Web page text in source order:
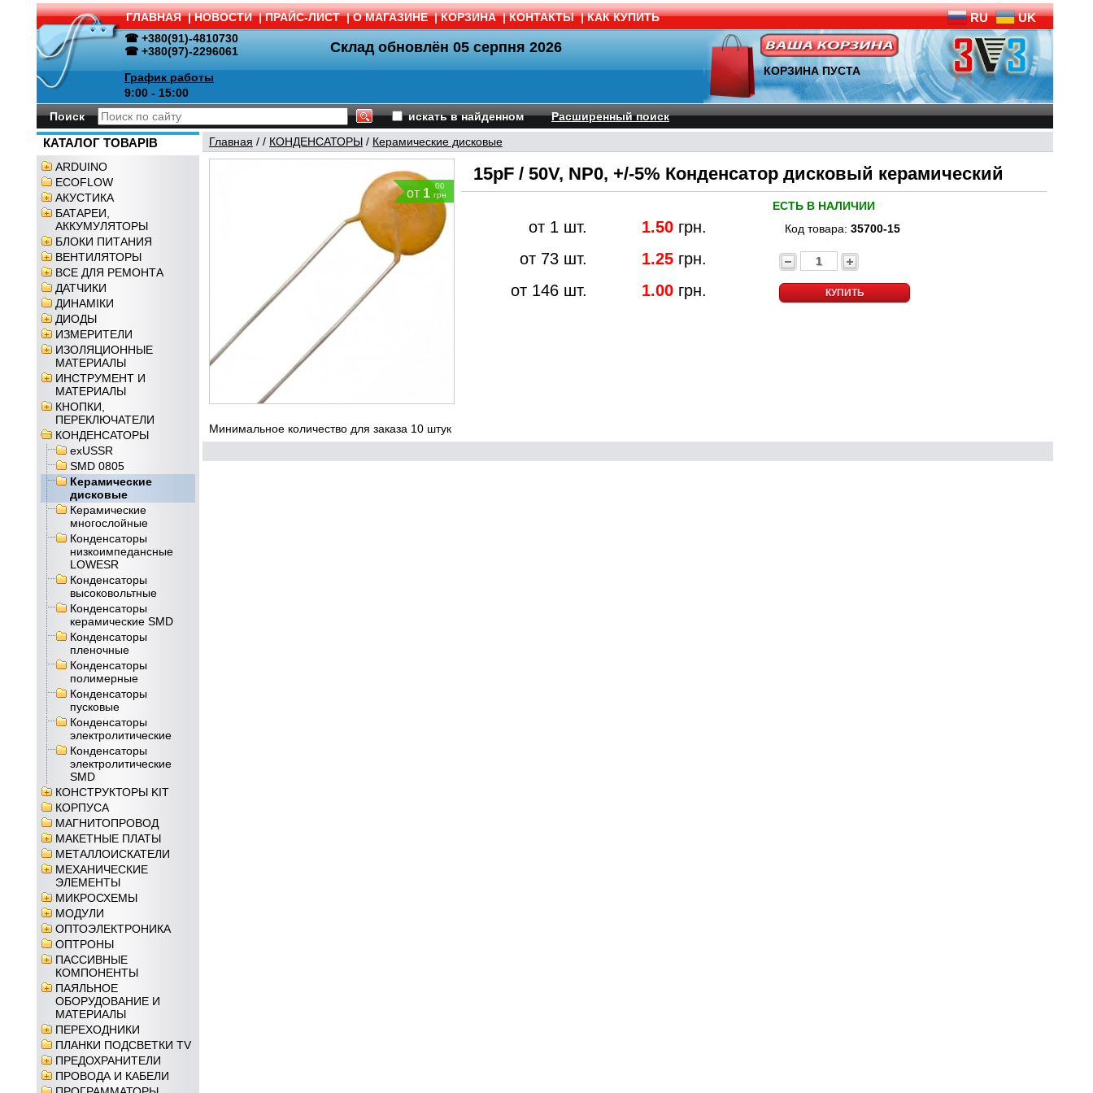
ГЛАВНАЯ | НОВОСТИ | ПРАЙС-ЛИСТ | О МАГАЗИНЕ | КОРЗИНА | КОНТАКТЫ | КАК КУПИТЬ RU UK
☎ +380(91)-4810730
☎ +380(97)-2296061
График работы
9:00 - 15:00
Склад обновлён 05 серпня 2026
КОРЗИНА ПУСТА
Поиск искать в найденном Расширенный поиск
КАТАЛОГ ТОВАРІВ
ARDUINO
ECOFLOW
АКУСТИКА
БАТАРЕИ,
АККУМУЛЯТОРЫ
БЛОКИ ПИТАНИЯ
ВЕНТИЛЯТОРЫ
ВСЕ ДЛЯ РЕМОНТА
ДАТЧИКИ
ДИНАМІКИ
ДИОДЫ
ИЗМЕРИТЕЛИ
ИЗОЛЯЦИОННЫЕ
МАТЕРИАЛЫ
ИНСТРУМЕНТ И
МАТЕРИАЛЫ
КНОПКИ,
ПЕРЕКЛЮЧАТЕЛИ
КОНДЕНСАТОРЫ
exUSSR
SMD 0805
Керамические
дисковые
Керамические
многослойные
Конденсаторы
низкоимпедансные
LOWESR
Конденсаторы
высоковольтные
Конденсаторы
керамические SMD
Конденсаторы
пленочные
Конденсаторы
полимерные
Конденсаторы
пусковые
Конденсаторы
электролитические
Конденсаторы
электролитические
SMD
КОНСТРУКТОРЫ KIT
КОРПУСА
МАГНИТОПРОВОД
МАКЕТНЫЕ ПЛАТЫ
МЕТАЛЛОИСКАТЕЛИ
МЕХАНИЧЕСКИЕ
ЭЛЕМЕНТЫ
МИКРОСХЕМЫ
МОДУЛИ
ОПТОЭЛЕКТРОНИКА
ОПТРОНЫ
ПАССИВНЫЕ
КОМПОНЕНТЫ
ПАЯЛЬНОЕ
ОБОРУДОВАНИЕ И
МАТЕРИАЛЫ
ПЕРЕХОДНИКИ
ПЛАНКИ ПОДСВЕТКИ TV
ПРЕДОХРАНИТЕЛИ
ПРОВОДА И КАБЕЛИ
Главная / / КОНДЕНСАТОРЫ / Керамические дисковые
от 1
00
грн
15pF / 50V, NP0, +/-5% Конденсатор дисковый керамический
от 1 шт. 1.50 грн.
от 73 шт.
1.25 грн.
от 146 шт.
1.00 грн.
ЕСТЬ В НАЛИЧИИ
Код товара: 35700-15
КУПИТЬ
Минимальное количество для заказа 10 штук